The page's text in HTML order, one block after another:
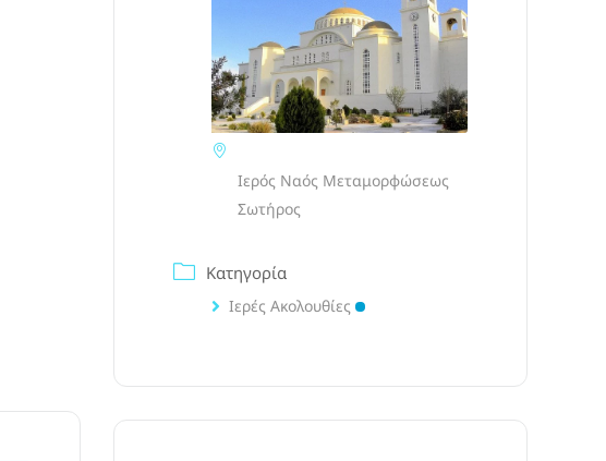
Ιερός Ναός Μεταμορφώσεως
Σωτήρος
Κατηγορία
Ιερές Ακολουθίες